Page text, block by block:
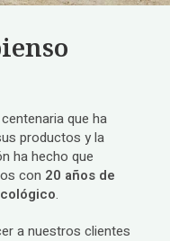
que ha
productos y la
ha hecho que
con 20 años de
.
a nuestros clientes